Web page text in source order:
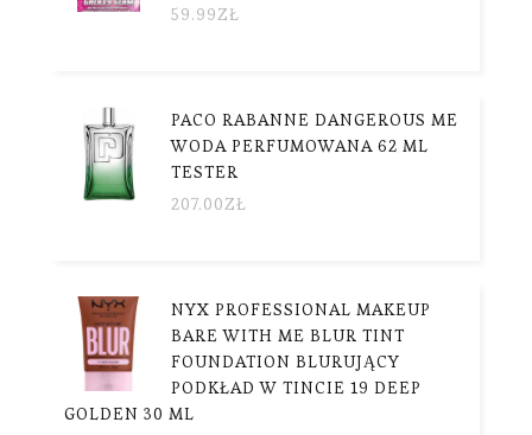
59.99ZŁ
PACO RABANNE DANGEROUS ME
WODA PERFUMOWANA 62 ML
TESTER
207.00ZŁ
NYX PROFESSIONAL MAKEUP
BARE WITH ME BLUR TINT
FOUNDATION BLURUJĄCY
PODKŁAD W TINCIE 19 DEEP
GOLDEN 30 ML